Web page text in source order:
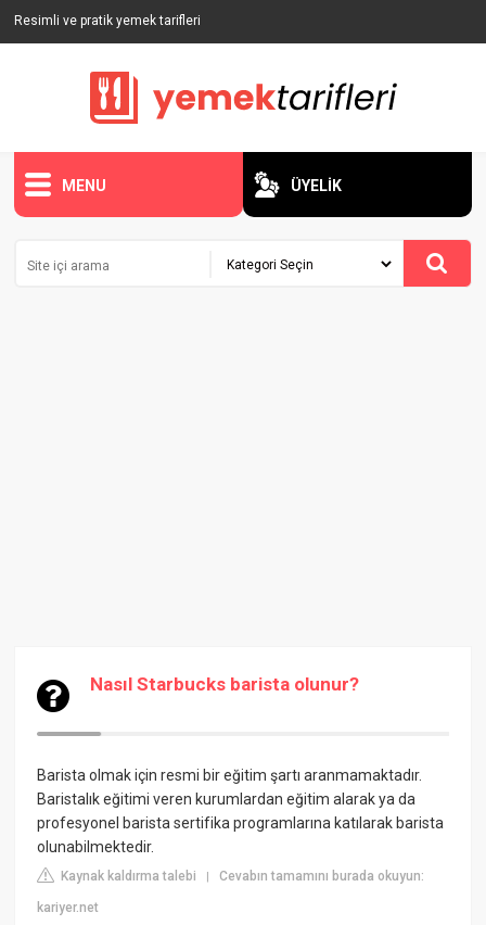
Resimli ve pratik yemek tarifleri
MENU ÜYELİK
Nasıl Starbucks barista olunur?
Barista olmak için resmi bir eğitim şartı aranmamaktadır.
Baristalık eğitimi veren kurumlardan eğitim alarak ya da
profesyonel barista sertifika programlarına katılarak barista
olunabilmektedir.
Kaynak kaldırma talebi |Cevabın tamamını burada okuyun:
kariyer.net